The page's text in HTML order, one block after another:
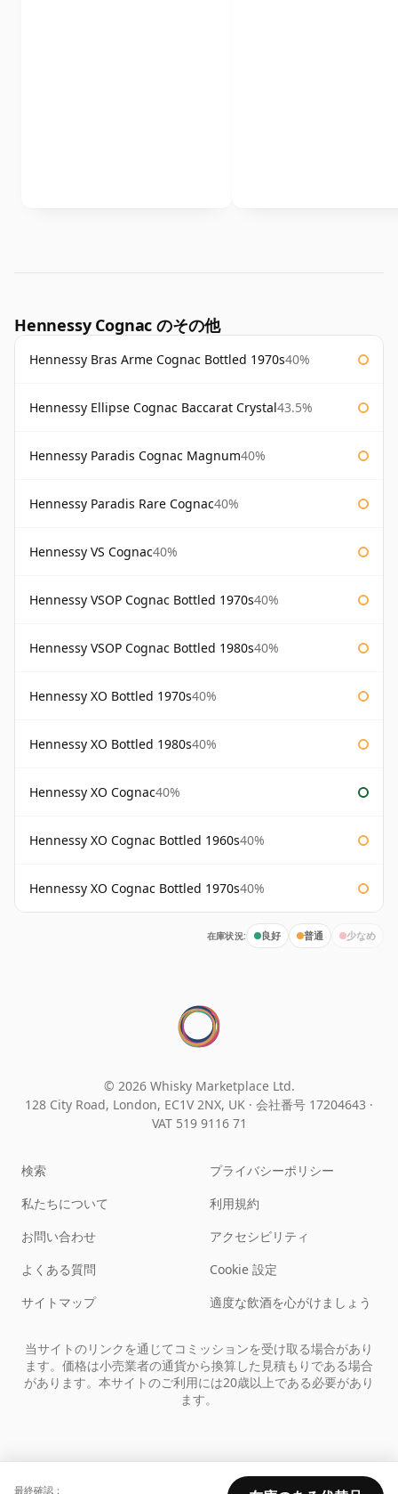
Hennessy Cognac のその他
Hennessy Bras Arme Cognac Bottled 1970s40%
Hennessy Ellipse Cognac Baccarat Crystal43.5%
Hennessy Paradis Cognac Magnum40%
Hennessy Paradis Rare Cognac40%
Hennessy VS Cognac40%
Hennessy VSOP Cognac Bottled 1970s40%
Hennessy VSOP Cognac Bottled 1980s40%
Hennessy XO Bottled 1970s40%
Hennessy XO Bottled 1980s40%
Hennessy XO Cognac40%
Hennessy XO Cognac Bottled 1960s40%
Hennessy XO Cognac Bottled 1970s40%
在庫状況: 良好 普通 少なめ
最終確認：
© 2026 Whisky Marketplace Ltd.
128 City Road, London, EC1V 2NX, UK · 会社番号 17204643 ·
VAT 519 9116 71
検索
私たちについて
お問い合わせ
よくある質問
サイトマップ
プライバシーポリシー
利用規約
アクセシビリティ
Cookie 設定
適度な飲酒を心がけましょう
当サイトのリンクを通じてコミッションを受け取る場合があり
ます。価格は小売業者の通貨から換算した見積もりである場合
があります。本サイトのご利用には20歳以上である必要があり
ます。